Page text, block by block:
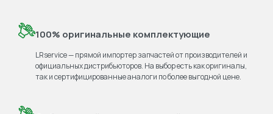
100% оригинальные комплектующие
LRservice — прямой импортер запчастей от производителей и
официальных дистрибьюторов. На выбор есть как оригиналы,
так и сертифицированные аналоги по более выгодной цене.